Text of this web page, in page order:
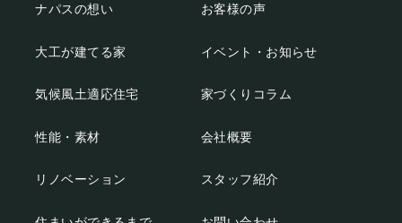
ナパスの想い
大工が建てる家
気候風土適応住宅
性能・素材
リノベーション
お客様の声
イベント・お知らせ
家づくりコラム
会社概要
スタッフ紹介